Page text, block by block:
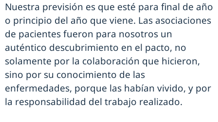
Nuestra previsión es que esté para final de año
o principio del año que viene. Las asociaciones
de pacientes fueron para nosotros un
auténtico descubrimiento en el pacto, no
solamente por la colaboración que hicieron,
sino por su conocimiento de las
enfermedades, porque las habían vivido, y por
la responsabilidad del trabajo realizado.